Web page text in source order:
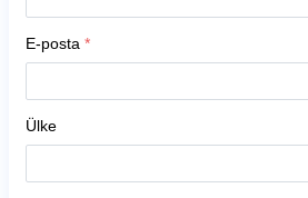
E-posta *
Ülke